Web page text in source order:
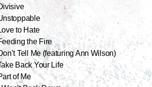
to Hate
the Fire
Tell Me (featuring Ann Wilson)
Back Your Life
of Me